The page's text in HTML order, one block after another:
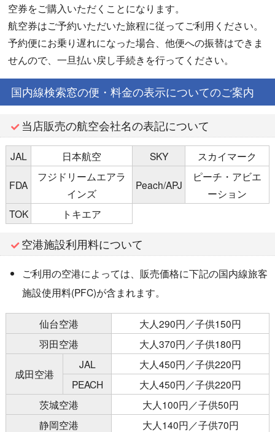
空券をご購入いただくことになります。
航空券はご予約いただいた旅程に従ってご利用ください。
予約便にお乗り遅れになった場合、他便への振替はできま
せんので、一旦払い戻し手続きを行ってください。
国内線検索窓の便・料金の表示についてのご案内
当店販売の航空会社名の表記について
JAL 日本航空 SKY スカイマーク
FDA
フジドリームエアラ
インズ
Peach/APJ
ピーチ・アビエ
ーション
TOK
トキエア
空港施設利用料について
ご利用の空港によっては、販売価格に下記の国内線旅客
施設使用料(PFC)が含まれます。
仙台空港
大人290円／子供150円
羽田空港
大人370円／子供180円
成田空港
JAL
大人450円／子供220円
PEACH
大人450円／子供220円
茨城空港
大人100円／子供50円
静岡空港
大人140円／子供70円